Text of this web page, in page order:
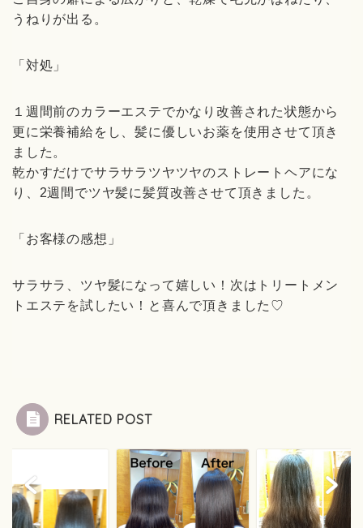
うねりが出る。
「対処」
１週間前のカラーエステでかなり改善された状態から
更に栄養補給をし、髪に優しいお薬を使用させて頂き
ました。
乾かすだけでサラサラツヤツヤのストレートヘアにな
り、2週間でツヤ髪に髪質改善させて頂きました。
「お客様の感想」
サラサラ、ツヤ髪になって嬉しい！次はトリートメン
トエステを試したい！と喜んで頂きました♡
RELATED POST